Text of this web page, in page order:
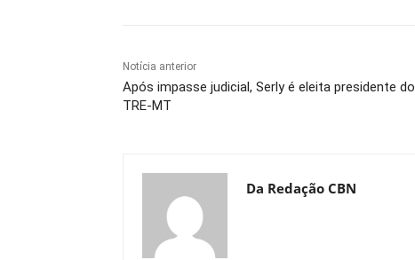
Notícia anterior
Após impasse judicial, Serly é eleita presidente do
TRE-MT
Da Redação CBN